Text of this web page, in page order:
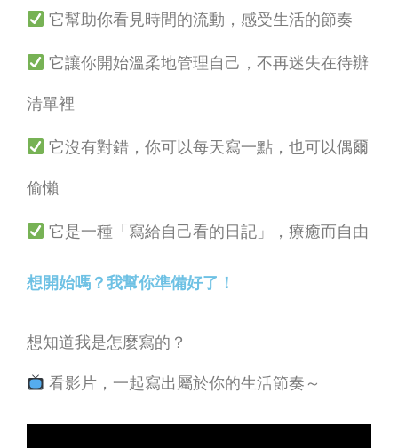
它幫助你看見時間的流動，感受生活的節奏
它讓你開始溫柔地管理自己，不再迷失在待辦
清單裡
它沒有對錯，你可以每天寫一點，也可以偶爾
偷懶
它是一種「寫給自己看的日記」，療癒而自由
想開始嗎？我幫你準備好了！
想知道我是怎麼寫的？
看影片，一起寫出屬於你的生活節奏～